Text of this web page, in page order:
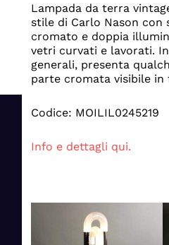
Lampada da terra
stile di Carlo Nason
cromato e doppia
vetri curvati e lavorati.
generali, presenta
parte cromata visibile in
Codice: MOILIL0245219
Info e dettagli qui.